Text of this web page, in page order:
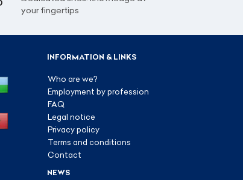
your fingertips
INFORMATION & LINKS
Who are we?
Employment by profession
FAQ
Legal notice
Privacy policy
Terms and conditions
Contact
NEWS